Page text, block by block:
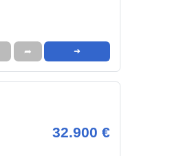
➦ ➜
32.900 €